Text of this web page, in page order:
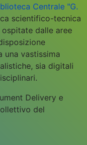
Centrale "G.
scientifico-tecnica
dalle aree
una vastissima
sia digitali
Delivery e
del